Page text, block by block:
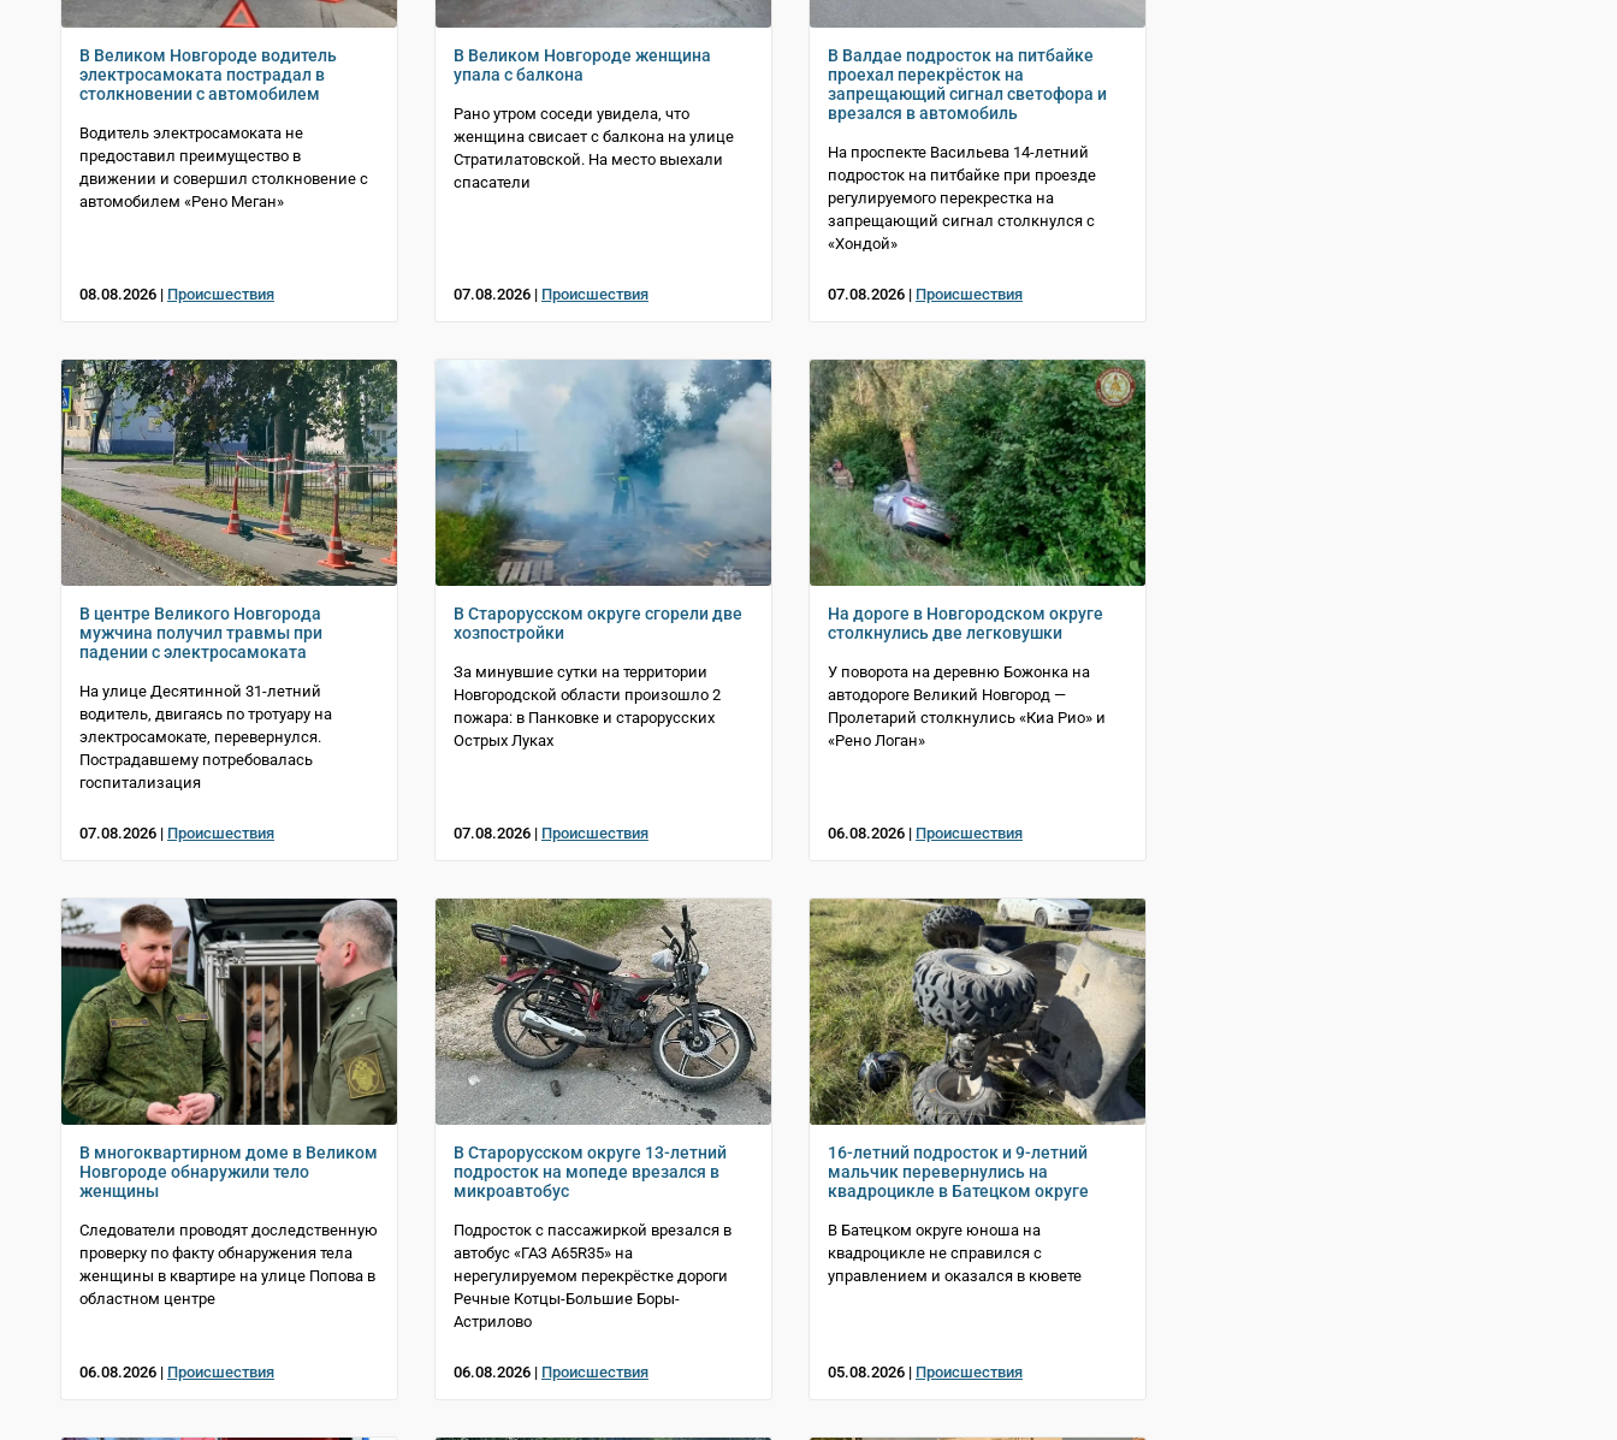
В Великом Новгороде водитель
электросамоката пострадал в
столкновении с автомобилем
Водитель электросамоката не
предоставил преимущество в
движении и совершил столкновение с
автомобилем «Рено Меган»
08.08.2026 | Происшествия
В Великом Новгороде женщина
упала с балкона
Рано утром соседи увидела, что
женщина свисает с балкона на улице
Стратилатовской. На место выехали
спасатели
07.08.2026 | Происшествия
В Валдае подросток на питбайке
проехал перекрёсток на
запрещающий сигнал светофора и
врезался в автомобиль
На проспекте Васильева 14-летний
подросток на питбайке при проезде
регулируемого перекрестка на
запрещающий сигнал столкнулся с
«Хондой»
07.08.2026 | Происшествия
В центре Великого Новгорода
мужчина получил травмы при
падении с электросамоката
На улице Десятинной 31-летний
водитель, двигаясь по тротуару на
электросамокате, перевернулся.
Пострадавшему потребовалась
госпитализация
07.08.2026 | Происшествия
В Старорусском округе сгорели две
хозпостройки
За минувшие сутки на территории
Новгородской области произошло 2
пожара: в Панковке и старорусских
Острых Луках
07.08.2026 | Происшествия
На дороге в Новгородском округе
столкнулись две легковушки
У поворота на деревню Божонка на
автодороге Великий Новгород —
Пролетарий столкнулись «Киа Рио» и
«Рено Логан»
06.08.2026 | Происшествия
В многоквартирном доме в Великом
Новгороде обнаружили тело
женщины
Следователи проводят доследственную
проверку по факту обнаружения тела
женщины в квартире на улице Попова в
областном центре
06.08.2026 | Происшествия
В Старорусском округе 13-летний
подросток на мопеде врезался в
микроавтобус
Подросток с пассажиркой врезался в
автобус «ГАЗ A65R35» на
нерегулируемом перекрёстке дороги
Речные Котцы-Большие Боры-
Астрилово
06.08.2026 | Происшествия
16-летний подросток и 9-летний
мальчик перевернулись на
квадроцикле в Батецком округе
В Батецком округе юноша на
квадроцикле не справился с
управлением и оказался в кювете
05.08.2026 | Происшествия